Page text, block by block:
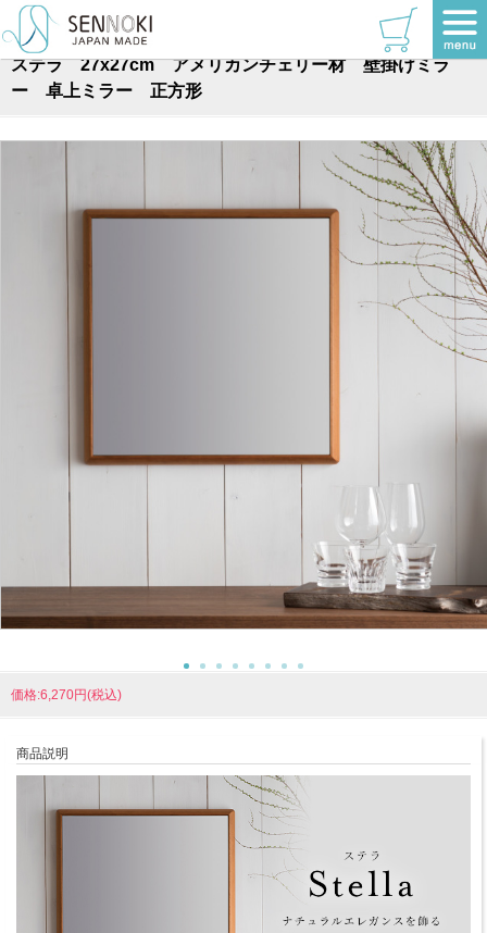
TOP >
ステラ 27x27cm アメリカンチェリー材 壁掛けミラ
ー 卓上ミラー 正方形
価格:6,270円(税込)
商品説明